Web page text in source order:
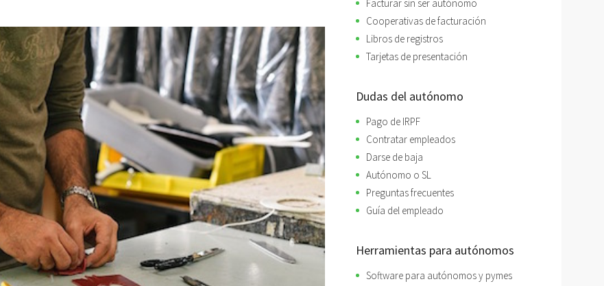
Facturar sin ser autónomo
Cooperativas de facturación
Libros de registros
Tarjetas de presentación
Dudas del autónomo
Pago de IRPF
Contratar empleados
Darse de baja
Autónomo o SL
Preguntas frecuentes
Guía del empleado
Herramientas para autónomos
Software para autónomos y pymes